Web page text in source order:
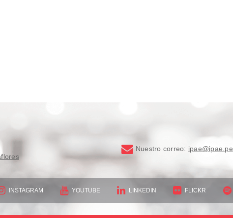
Nuestro correo: ipae@ipae.pe
INSTAGRAM YOUTUBE LINKEDIN FLICKR